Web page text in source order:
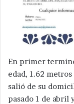
En primer
edad, 1.62
salió de su
pasado 1 de abril